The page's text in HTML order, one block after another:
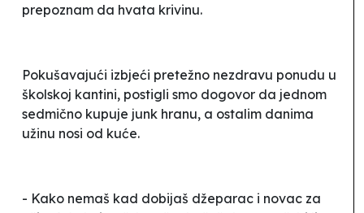
prepoznam da hvata krivinu.
Pokušavajući izbjeći pretežno nezdravu ponudu u
školskoj kantini, postigli smo dogovor da jednom
sedmično kupuje junk hranu, a ostalim danima
užinu nosi od kuće.
- Kako nemaš kad dobijaš džeparac i novac za